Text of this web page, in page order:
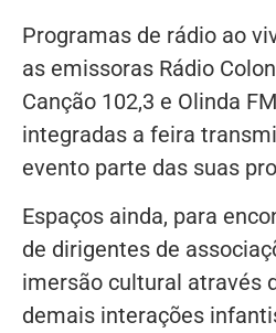
Programas de rádio ao
as emissoras Rádio
Canção 102,3 e Olinda
integradas a feira
evento parte das suas
Espaços ainda, para
de dirigentes de
imersão cultural através
demais interações